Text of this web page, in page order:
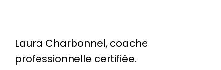
Laura Charbonnel, coache
professionnelle certifiée.